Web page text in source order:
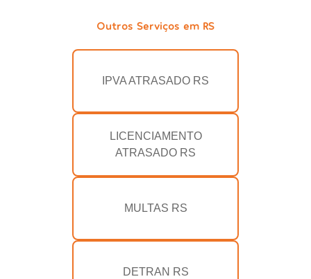
Outros Serviços em RS
IPVA ATRASADO RS
LICENCIAMENTO
ATRASADO RS
MULTAS RS
DETRAN RS